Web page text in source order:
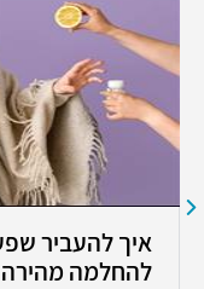
איך להעביר
להחלמה מהירה